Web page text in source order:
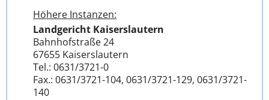
Höhere Instanzen:
Landgericht Kaiserslautern
Bahnhofstraße 24
67655 Kaiserslautern
Tel.: 0631/3721-0
Fax.: 0631/3721-104, 0631/3721-129, 0631/3721-
140